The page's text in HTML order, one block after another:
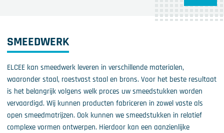
SMEEDWERK
ELCEE kan smeedwerk leveren in verschillende materialen,
waaronder staal, roestvast staal en brons. Voor het beste resultaat
is het belangrijk volgens welk proces uw smeedstukken worden
vervaardigd. Wij kunnen producten fabriceren in zowel vaste als
open smeedmatrijzen. Ook kunnen we smeedstukken in relatief
complexe vormen ontwerpen. Hierdoor kan een aanzienlijke